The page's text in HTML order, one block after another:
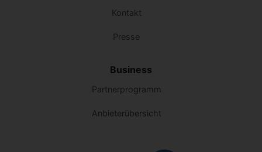
Kontakt
Presse
Business
Partnerprogramm
Anbieterübersicht